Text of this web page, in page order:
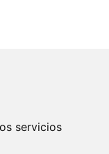
servicios